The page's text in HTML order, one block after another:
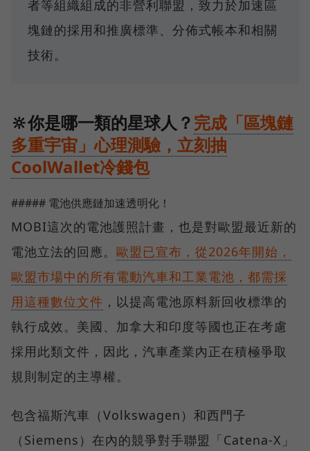
者等組織組成的非營利聯盟，致力於加速區
塊鏈的採用和推廣標準、分佈式帳本和相關
技術。
🔆你是哪一類的星球人？完成「區塊鏈
多重宇宙」心理測驗，立刻抽
CoolWallet冷錢包
##### 電池供應鏈加速透明化！
MOBI這次的電池護照計畫，也是對歐盟最近新的
電池立法的回應。 歐盟已宣布，從2026年開始，
歐盟市場中的所有電動汽車和工業電池，都需採
用這種數位文件 ，以提高電池原料新回收標準的
執行成效。美國、加拿大和印度等國也正在考慮
採用此類文件，因此，汽車產業內正在積極爭取
規則制定的主導權。
包含福斯汽車（Volkswagen）和西門子
（Siemens）在內的競爭對手聯盟「Catena-X」